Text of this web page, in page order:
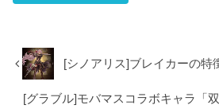
[シノアリス]ブレイカーの特
[グラブル]モバマスコラボキャラ「